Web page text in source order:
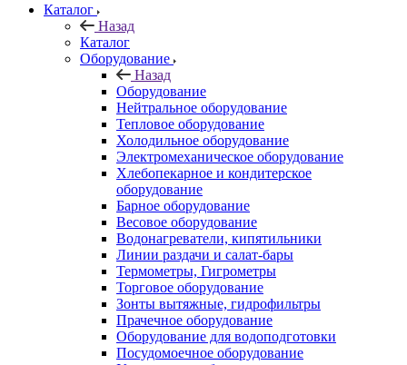
Каталог
Назад
Каталог
Оборудование
Назад
Оборудование
Нейтральное оборудование
Тепловое оборудование
Холодильное оборудование
Электромеханическое оборудование
Хлебопекарное и кондитерское
оборудование
Барное оборудование
Весовое оборудование
Водонагреватели, кипятильники
Линии раздачи и салат-бары
Термометры, Гигрометры
Торговое оборудование
Зонты вытяжные, гидрофильтры
Прачечное оборудование
Оборудование для водоподготовки
Посудомоечное оборудование